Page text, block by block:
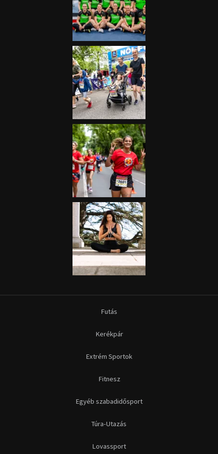
Futás
Kerékpár
Extrém Sportok
Fitnesz
Egyéb szabadidősport
Túra-Utazás
Lovassport